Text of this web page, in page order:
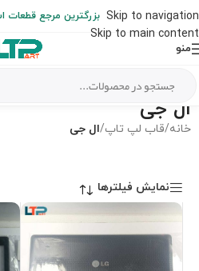
Skip to navigation
Skip to main content
از شهرستان به
بزرگترین مرجع
منو
ال جی
خانه/قاب لپ تاپ/ال جی
نمایش فیلترها